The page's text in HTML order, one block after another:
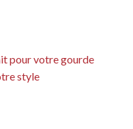
pour votre gourde
style